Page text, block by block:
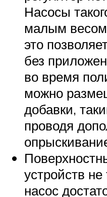
Насосы
малым весом
это
без
во время
можно
добавки,
проводя
устройств
насос